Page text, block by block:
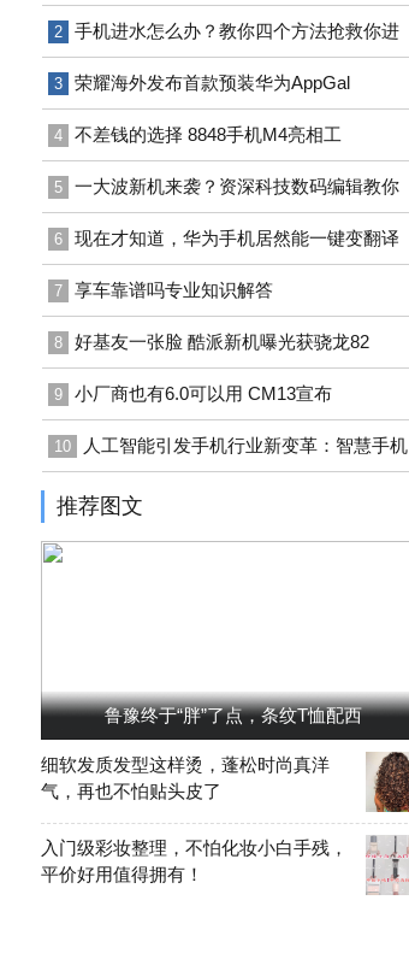
2 手机进水怎么办？教你四个方法抢救你进
3 荣耀海外发布首款预装华为AppGal
4 不差钱的选择 8848手机M4亮相工
5 一大波新机来袭？资深科技数码编辑教你
6 现在才知道，华为手机居然能一键变翻译
7 享车靠谱吗专业知识解答
8 好基友一张脸 酷派新机曝光获骁龙82
9 小厂商也有6.0可以用 CM13宣布
10 人工智能引发手机行业新变革：智慧手机
推荐图文
鲁豫终于“胖”了点，条纹T恤配西
细软发质发型这样烫，蓬松时尚真洋
气，再也不怕贴头皮了
入门级彩妆整理，不怕化妆小白手残，
平价好用值得拥有！